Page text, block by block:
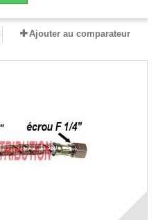
Ajouter au comparateur